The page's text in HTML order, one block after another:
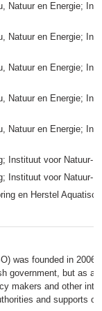
Natuur en Energie;
Natuur en Energie;
Natuur en Energie;
Natuur en Energie;
Natuur en Energie;
Instituut voor Natuur-
Instituut voor Natuur-
en Herstel
was founded in
government, but as a
makers and other
and supports